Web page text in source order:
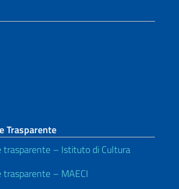
Trasparente
trasparente – Istituto di Cultura
– MAECI